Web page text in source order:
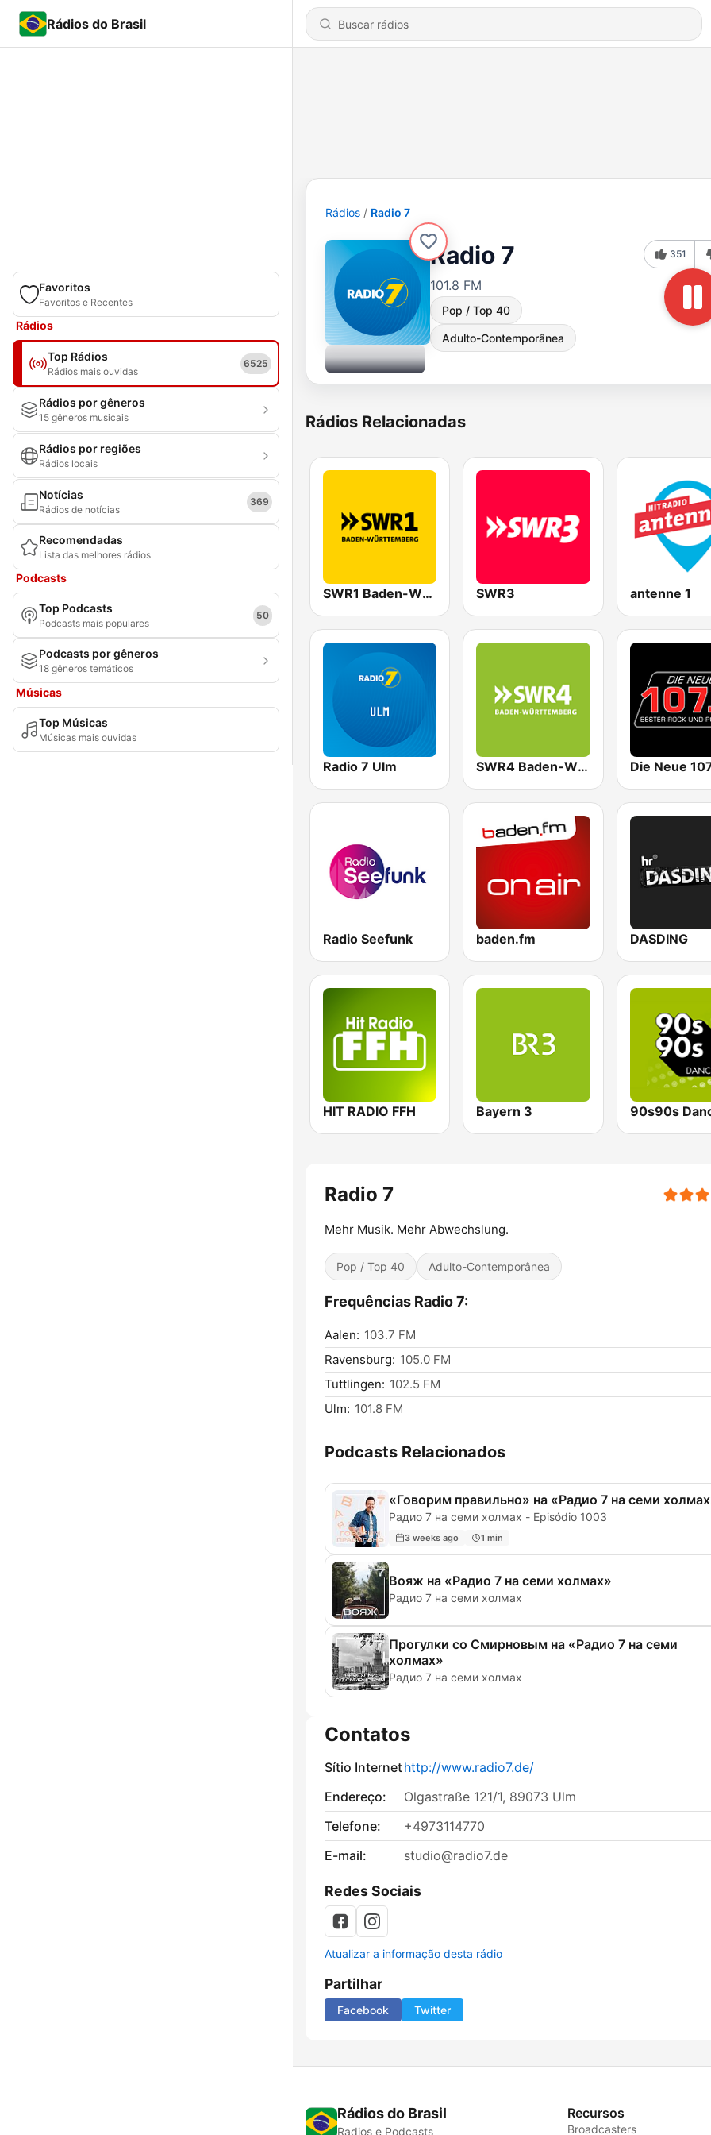
Rádios do Brasil
Favoritos
Favoritos e Recentes
Rádios
Top Rádios
Rádios mais ouvidas
6525
Rádios por gêneros
15 gêneros musicais
Rádios por regiões
Rádios locais
Notícias
Rádios de notícias
369
Recomendadas
Lista das melhores rádios
Podcasts
Top Podcasts
Podcasts mais populares
50
Podcasts por gêneros
18 gêneros temáticos
Músicas
Top Músicas
Músicas mais ouvidas
Rádios Radio 7
Radio 7
101.8 FM
Pop / Top 40
Adulto-Contemporânea
351
Rádios Relacionadas
SWR1 Baden-Württemberg SWR3 antenne 1
Radio 7 Ulm SWR4 Baden-Württemberg
Radio Seefunk baden.fm DASDING
HIT RADIO FFH Bayern 3 90s90s
Radio 7
Mehr Musik. Mehr Abwechslung.
Pop / Top 40 Adulto-Contemporânea
Frequências Radio 7:
Aalen: 103.7 FM
Ravensburg: 105.0 FM
Tuttlingen: 102.5 FM
Ulm: 101.8 FM
Podcasts Relacionados
«Говорим правильно» на «Радио 7 на семи
Радио 7 на семи холмах - Episódio 1003
3 weeks ago 1 min
Вояж на «Радио 7 на семи холмах»
Радио 7 на семи холмах
Прогулки со Смирновым на «Радио 7 на семи
холмах»
Радио 7 на семи холмах
Contatos
Sítio Internethttp://www.radio7.de/
Endereço:
Olgastraße 121/1, 89073 Ulm
Telefone:
+4973114770
E-mail:
studio@radio7.de
Redes Sociais
Atualizar a informação desta rádio
Partilhar
Facebook Twitter
Rádios do Brasil
Radios e Podcasts
Recursos
Broadcasters